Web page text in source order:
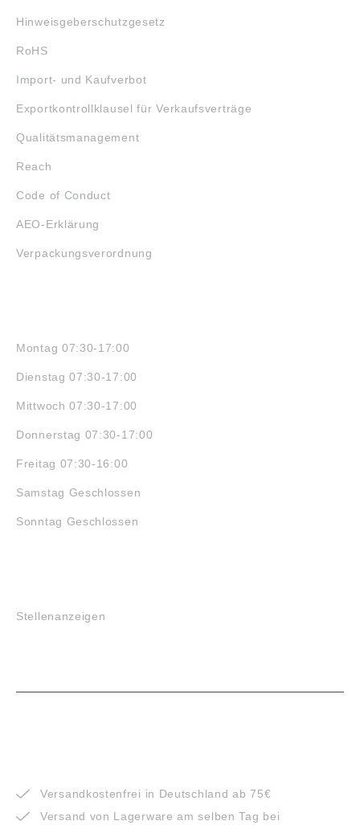
Hinweisgeberschutzgesetz
RoHS
Import- und Kaufverbot
Exportkontrollklausel für Verkaufsverträge
Qualitätsmanagement
Reach
Code of Conduct
AEO-Erklärung
Verpackungsverordnung
Montag 07:30-17:00
Dienstag 07:30-17:00
Mittwoch 07:30-17:00
Donnerstag 07:30-17:00
Freitag 07:30-16:00
Samstag Geschlossen
Sonntag Geschlossen
Stellenanzeigen
Versandkostenfrei in Deutschland ab 75€
Versand von Lagerware am selben Tag bei